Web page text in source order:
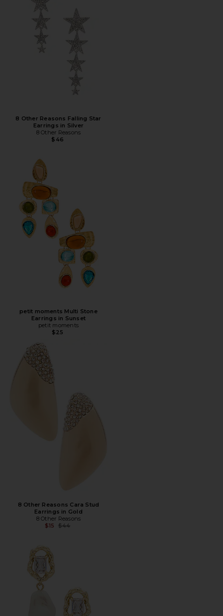
8 Other Reasons Falling Star
Earrings in Silver
8 Other Reasons
$46
petit moments Multi Stone
Earrings in Sunset
petit moments
$25
8 Other Reasons Cara Stud
Earrings in Gold
8 Other Reasons
$15
Предыдущая цена:
$44